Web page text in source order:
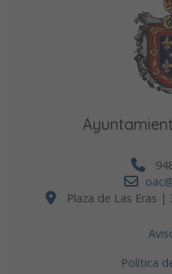
Plaza de Las Eras |
Política